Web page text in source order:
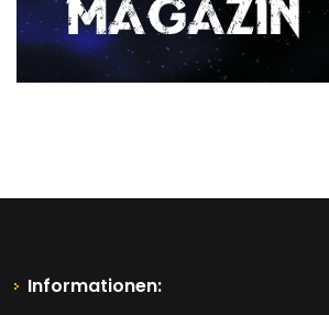
Informationen: